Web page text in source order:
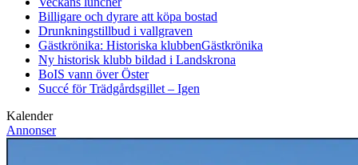
Billigare och dyrare att köpa bostad
Drunkningstillbud i vallgraven
Gästkrönika: Historiska klubbenGästkrönika
Ny historisk klubb bildad i Landskrona
BoIS vann över Öster
Succé för Trädgårdsgillet – Igen
Kalender
Annonser